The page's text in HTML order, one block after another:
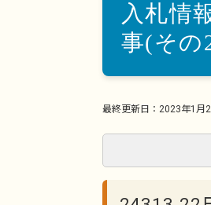
入札情
事(その
最終更新日： 2023年1月